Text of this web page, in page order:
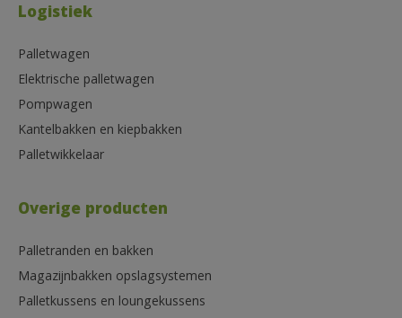
Logistiek
Palletwagen
Elektrische palletwagen
Pompwagen
Kantelbakken en kiepbakken
Palletwikkelaar
Overige producten
Palletranden en bakken
Magazijnbakken opslagsystemen
Palletkussens en loungekussens